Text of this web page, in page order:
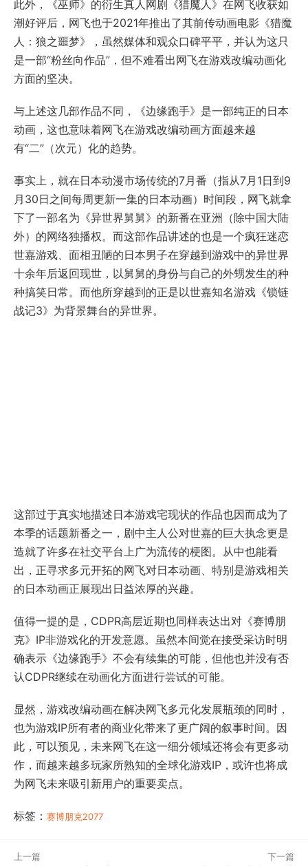
此外，《巫师》的衍生真人网剧《猎魔人》在网飞收获如
潮好评后，网飞也于2021年推出了其前传动画电影《猎魔
人：狼之噩梦》，虽然媒体和观众口碑平平，并认为这只
是一部“粉丝向作品”，但不难看出网飞在游戏改编动画化
方面的坚决。
与上述这几部作品不同，《边缘跑手》是一部纯正的日本
动画，这也意味着网飞在游戏改编动画方面越来越
有“二”（次元）化的趋势。
事实上，就在日本动漫市场传统的7月番（指从7月1日到9
月30日之间每周更新一集的日本动画）时间段，网飞就拿
下了一部名为《异世界舅舅》的新番在亚洲（除中国大陆
外）的网络独播权。而这部作品讲述的也是一个疯狂迷恋
世嘉游戏、面相丑陋的日本男子在穿越到游戏中的异世界
十余年后返回现世，以舅舅的身份与自己的外甥发生的种
种搞笑日常。而他所穿越到的正是以世嘉知名游戏《锁链
战记3》为背景舞台的异世界。
这部过于真实地描述日本游戏宅现状的作品也因而成为了
本季的话题新番之一，剧中主人公对世嘉的巨大执念更是
造就了许多在社交平台上广为流传的梗图。从中也能看
出，正寻求多元开拓的网飞对日本动画、特别是游戏相关
的日本动画正展现出日益浓厚的兴趣。
值得一提的是，CDPR高层近期也同样表达出对《赛博朋
克》IP非游戏化的开发意愿。虽然本间觉在接受采访时明
确表示《边缘跑手》不会有续集的可能，但他也并没有否
认CDPR继续在动画化方面进行尝试的可能。
显然，游戏改编动画在解决网飞多元化发展瓶颈的同时，
也为游戏IP所有者的商业化带来了更广阔的叙事时间。因
此，可以预见，未来网飞在这一细分领域还将会有更多动
作，而越来越多玩家所熟知的全球化游戏IP，或许也将成
为网飞未来吸引新用户的重要卖点。
标签： 赛博朋克2077
上一篇 下一篇